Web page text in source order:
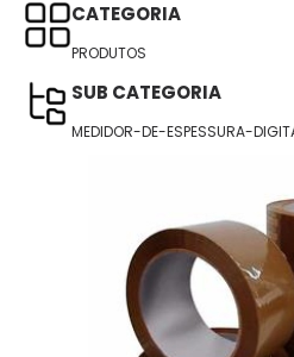
CATEGORIA
PRODUTOS
SUB CATEGORIA
MEDIDOR-DE-ESPESSURA-